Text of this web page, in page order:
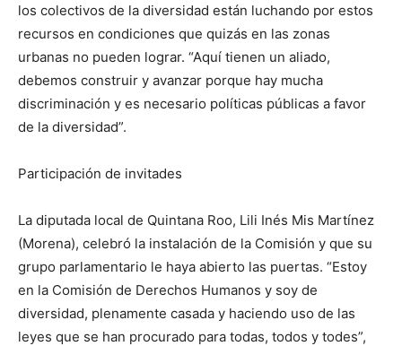
los colectivos de la diversidad están luchando por estos
recursos en condiciones que quizás en las zonas
urbanas no pueden lograr. “Aquí tienen un aliado,
debemos construir y avanzar porque hay mucha
discriminación y es necesario políticas públicas a favor
de la diversidad”.
Participación de invitades
La diputada local de Quintana Roo, Lili Inés Mis Martínez
(Morena), celebró la instalación de la Comisión y que su
grupo parlamentario le haya abierto las puertas. “Estoy
en la Comisión de Derechos Humanos y soy de
diversidad, plenamente casada y haciendo uso de las
leyes que se han procurado para todas, todos y todes”,